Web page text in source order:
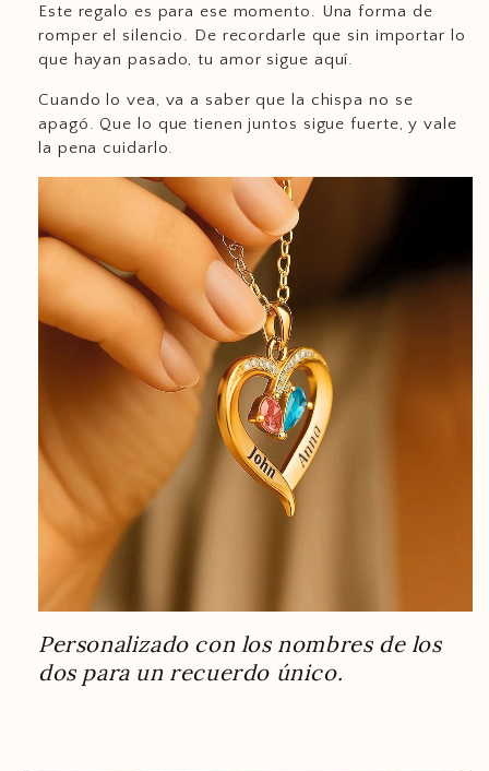
support@ziella.co
Este regalo es para ese momento. Una forma de
romper el silencio. De recordarle que sin importar lo
que hayan pasado, tu amor sigue aquí.
Cuando lo vea, va a saber que la chispa no se
apagó. Que lo que tienen juntos sigue fuerte, y vale
la pena cuidarlo.
Personalizado con los nombres de los
dos para un recuerdo único.